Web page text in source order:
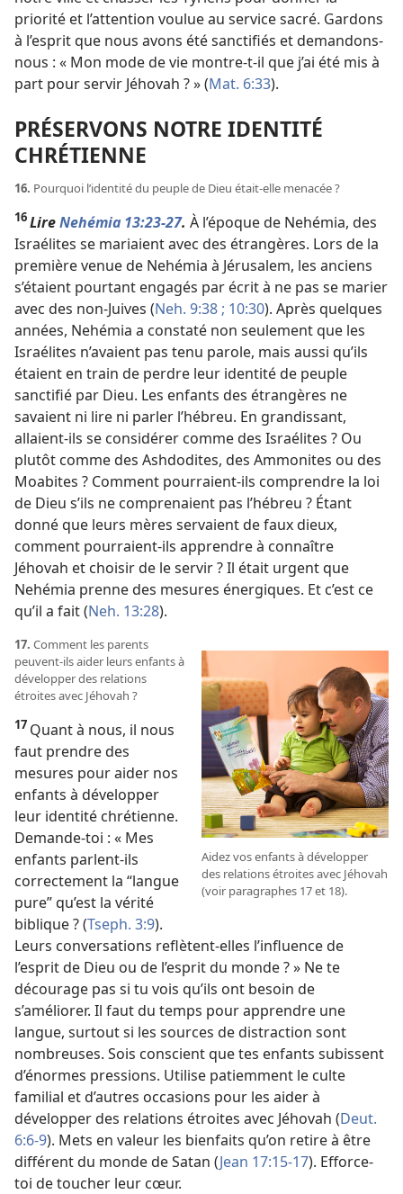
priorité et l’attention voulue au service sacré. Gardons
à l’esprit que nous avons été sanctifiés et demandons-
nous : « Mon mode de vie montre-t-il que j’ai été mis à
part pour servir Jéhovah ? » (Mat. 6:33).
PRÉSERVONS NOTRE IDENTITÉ
CHRÉTIENNE
16. Pourquoi l’identité du peuple de Dieu était-elle menacée ?
16LireNehémia 13:23-27. À l’époque de Nehémia, des
Israélites se mariaient avec des étrangères. Lors de la
première venue de Nehémia à Jérusalem, les anciens
s’étaient pourtant engagés par écrit à ne pas se marier
avec des non-Juives (Neh. 9:38 ; 10:30). Après quelques
années, Nehémia a constaté non seulement que les
Israélites n’avaient pas tenu parole, mais aussi qu’ils
étaient en train de perdre leur identité de peuple
sanctifié par Dieu. Les enfants des étrangères ne
savaient ni lire ni parler l’hébreu. En grandissant,
allaient-ils se considérer comme des Israélites ? Ou
plutôt comme des Ashdodites, des Ammonites ou des
Moabites ? Comment pourraient-ils comprendre la loi
de Dieu s’ils ne comprenaient pas l’hébreu ? Étant
donné que leurs mères servaient de faux dieux,
comment pourraient-ils apprendre à connaître
Jéhovah et choisir de le servir ? Il était urgent que
Nehémia prenne des mesures énergiques. Et c’est ce
qu’il a fait (Neh. 13:28).
Aidez vos enfants à développer
des relations étroites avec Jéhovah
(voir paragraphes 17 et 18).
17. Comment les parents
peuvent-ils aider leurs enfants à
développer des relations
étroites avec Jéhovah ?
17 Quant à nous, il nous
faut prendre des
mesures pour aider nos
enfants à développer
leur identité chrétienne.
Demande-toi : « Mes
enfants parlent-ils
correctement la “langue
pure” qu’est la vérité
biblique ? (Tseph. 3:9).
Leurs conversations reflètent-elles l’influence de
l’esprit de Dieu ou de l’esprit du monde ? » Ne te
décourage pas si tu vois qu’ils ont besoin de
s’améliorer. Il faut du temps pour apprendre une
langue, surtout si les sources de distraction sont
nombreuses. Sois conscient que tes enfants subissent
d’énormes pressions. Utilise patiemment le culte
familial et d’autres occasions pour les aider à
développer des relations étroites avec Jéhovah (Deut.
6:6-9). Mets en valeur les bienfaits qu’on retire à être
différent du monde de Satan (Jean 17:15-17). Efforce-
toi de toucher leur cœur.